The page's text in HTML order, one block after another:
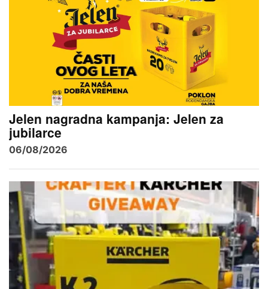
Jelen nagradna kampanja: Jelen za
jubilarce
06/08/2026